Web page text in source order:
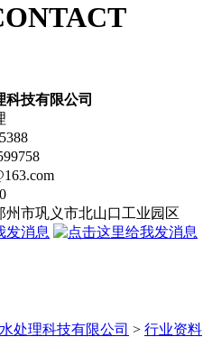
科技有限公司
州市巩义市北山口工业园区
处理科技有限公司 > 行业资料